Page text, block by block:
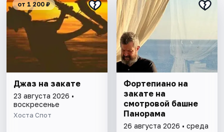
от 1 200 ₽
Джаз на закате
23 августа 2026 •
воскресенье
Хоста Спот
Фортепиано на
закате на
смотровой башне
Панорама
26 августа 2026 • среда